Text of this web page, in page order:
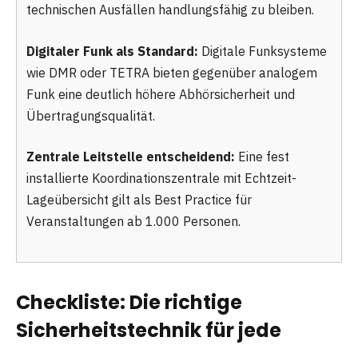
technischen Ausfällen handlungsfähig zu bleiben.
Digitaler Funk als Standard: Digitale Funksysteme
wie DMR oder TETRA bieten gegenüber analogem
Funk eine deutlich höhere Abhörsicherheit und
Übertragungsqualität.
Zentrale Leitstelle entscheidend: Eine fest
installierte Koordinationszentrale mit Echtzeit-
Lageübersicht gilt als Best Practice für
Veranstaltungen ab 1.000 Personen.
Checkliste: Die richtige
Sicherheitstechnik für jede